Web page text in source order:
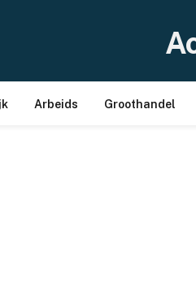
Arbeids Groothandel